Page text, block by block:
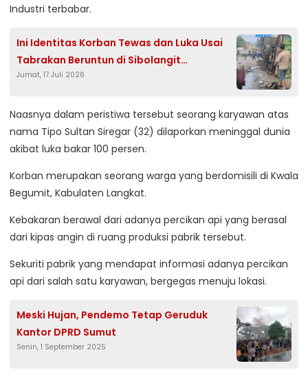
Industri terbabar.
Ini Identitas Korban Tewas dan Luka Usai
Tabrakan Beruntun di Sibolangit
Deliserdang
Jumat, 17 Juli 2026
Naasnya dalam peristiwa tersebut seorang karyawan atas
nama Tipo Sultan Siregar (32) dilaporkan meninggal dunia
akibat luka bakar 100 persen.
Korban merupakan seorang warga yang berdomisili di Kwala
Begumit, Kabulaten Langkat.
Kebakaran berawal dari adanya percikan api yang berasal
dari kipas angin di ruang produksi pabrik tersebut.
Sekuriti pabrik yang mendapat informasi adanya percikan
api dari salah satu karyawan, bergegas menuju lokasi.
Meski Hujan, Pendemo Tetap Geruduk
Kantor DPRD Sumut
Senin, 1 September 2025